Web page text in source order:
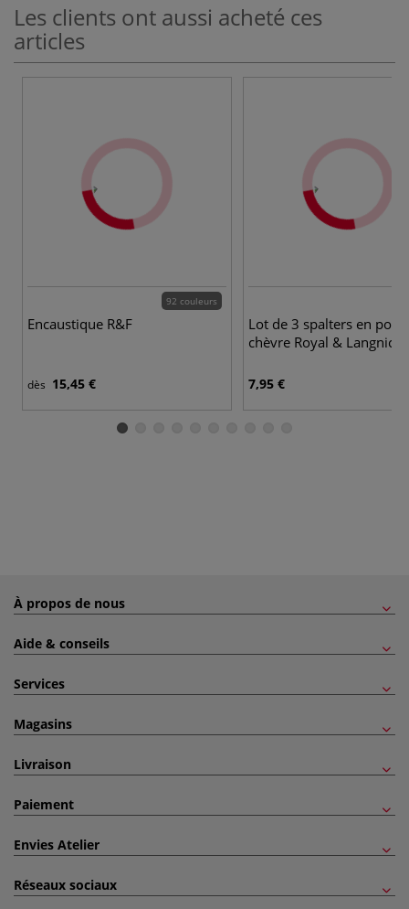
Les clients ont aussi acheté ces
articles
92 couleurs
Encaustique R&F
dès 15,45 €
Lot de 3 spalters en poils
chèvre Royal &
7,95 €
À propos de nous
Aide & conseils
Services
Magasins
Livraison
Paiement
Envies Atelier
Réseaux sociaux